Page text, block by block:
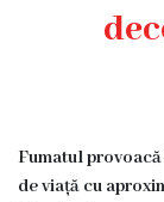
1
Fumatul
de viață cu